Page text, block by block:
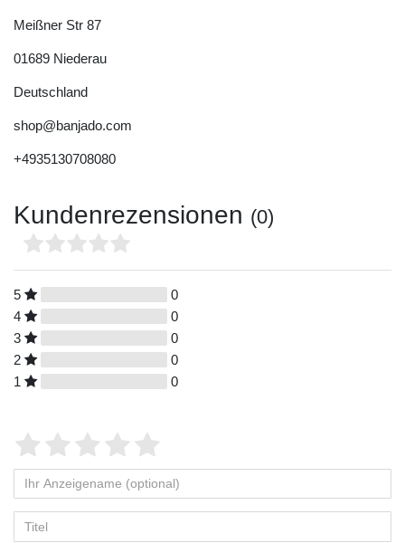
Meißner Str 87
01689 Niederau
Deutschland
shop@banjado.com
+4935130708080
Kundenrezensionen (0)
5
0
4
0
3
0
2
0
1
0